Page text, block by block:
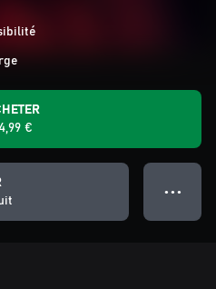
€
● ● ●